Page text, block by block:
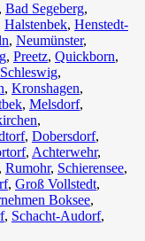
, Bad Segeberg,
Halstenbek, Henstedt-
, Neumünster,
, Preetz, Quickborn,
Schleswig,
, Kronshagen,
, Melsdorf,
,
, Dobersdorf,
, Achterwehr,
, Rumohr, Schierensee,
, Groß Vollstedt,
Boksee,
, Schacht-Audorf,